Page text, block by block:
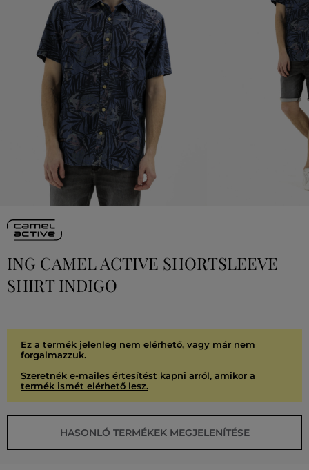
ING CAMEL ACTIVE SHORTSLEEVE
SHIRT INDIGO
Ez a termék jelenleg nem elérhető, vagy már nem
forgalmazzuk.
Szeretnék e-mailes értesítést kapni arról, amikor a
termék ismét elérhető lesz.
HASONLÓ TERMÉKEK MEGJELENÍTÉSE